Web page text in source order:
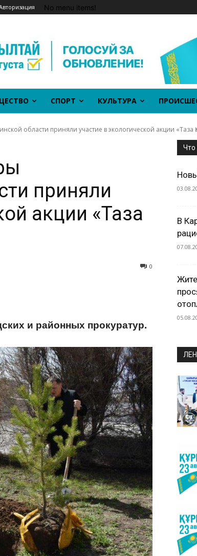
No menu items!
СПОРТ КУЛЬТУРА
области приняли участие в экологической акции «Таза
приняли
акции «Таза
0
и районных прокуратур.
Что
В